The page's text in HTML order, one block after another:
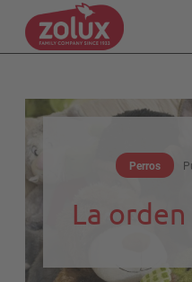
Perros
La orden